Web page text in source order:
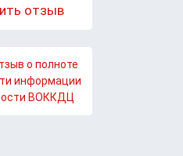
отзыв
о полноте
информации
ВОККДЦ